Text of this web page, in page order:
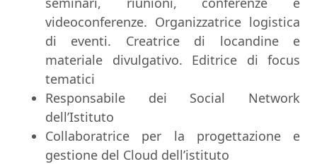
videoconferenze. Organizzatrice logistica
di eventi. Creatrice di locandine e
materiale divulgativo. Editrice di focus
tematici
Responsabile dei Social Network
dell’Istituto
Collaboratrice per la progettazione e
gestione del Cloud dell’istituto